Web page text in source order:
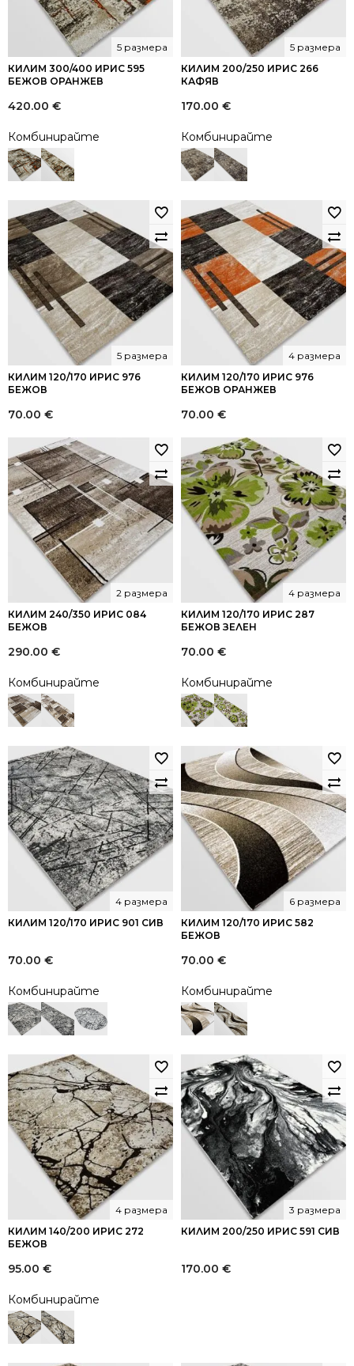
КИЛИМ 300/400 ИРИС 595
БЕЖОВ ОРАНЖЕВ
5 размера
420.00 €
Комбинирайте
КИЛИМ 200/250 ИРИС 266
КАФЯВ
5 размера
170.00 €
Комбинирайте
КИЛИМ 120/170 ИРИС 976
БЕЖОВ
5 размера
70.00 €
КИЛИМ 120/170 ИРИС 976
БЕЖОВ ОРАНЖЕВ
4 размера
70.00 €
КИЛИМ 240/350 ИРИС 084
БЕЖОВ
2 размера
290.00 €
Комбинирайте
КИЛИМ 120/170 ИРИС 287
БЕЖОВ ЗЕЛЕН
4 размера
70.00 €
Комбинирайте
КИЛИМ 120/170 ИРИС 901 СИВ
4 размера
70.00 €
Комбинирайте
КИЛИМ 120/170 ИРИС 582
БЕЖОВ
6 размера
70.00 €
Комбинирайте
КИЛИМ 140/200 ИРИС 272
БЕЖОВ
4 размера
95.00 €
Комбинирайте
КИЛИМ 200/250 ИРИС 591 СИВ
3 размера
170.00 €